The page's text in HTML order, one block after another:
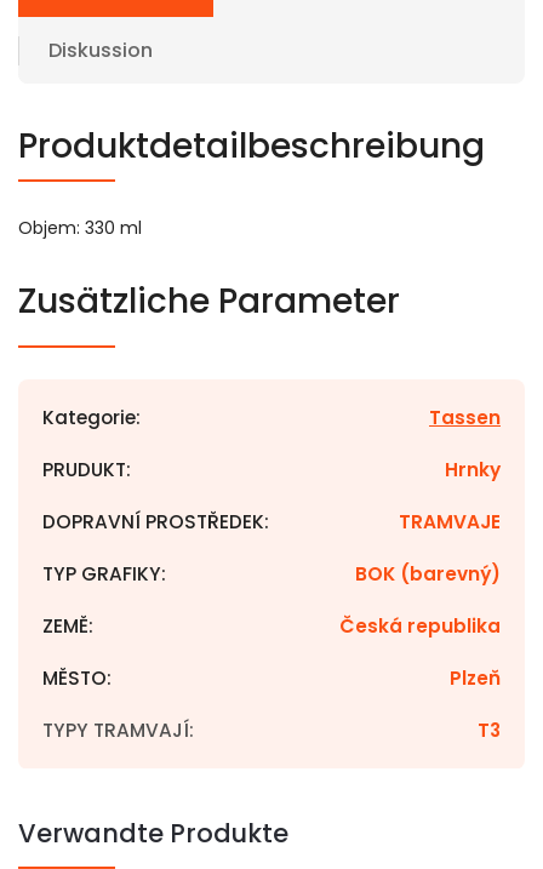
Diskussion
Produktdetailbeschreibung
Objem: 330 ml
Zusätzliche Parameter
Kategorie: Tassen
PRUDUKT: Hrnky
DOPRAVNÍ PROSTŘEDEK: TRAMVAJE
TYP GRAFIKY: BOK (barevný)
ZEMĚ: Česká republika
MĚSTO: Plzeň
TYPY TRAMVAJÍ: T3
Verwandte Produkte